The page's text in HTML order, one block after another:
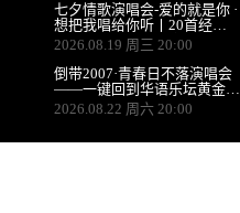
七夕情歌演唱会-爱的就是你 ·
想把我唱给你听丨20首经典
情歌全场大合唱（南京站）
2026.08.19 周三 20:00
倒带2007·青春日不落演唱会
——一键回到华语乐坛黄金年
代（青岛站）
2026.08.22 周六 20:00